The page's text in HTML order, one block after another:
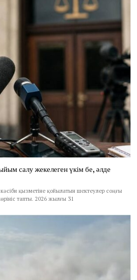
салу жекелеген үкім бе, әлде
қызметіне қойылатын шектеулер соңғы
тапты. 2026 жылғы 31